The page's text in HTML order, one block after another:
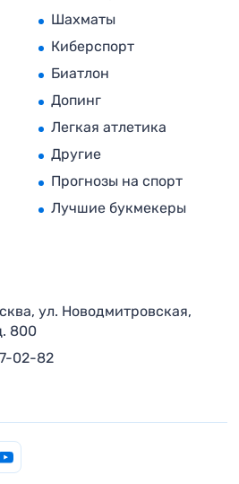
Шахматы
Киберспорт
Биатлон
Допинг
Легкая атлетика
Другие
Прогнозы на спорт
Лучшие букмекеры
ул. Новодмитровская,
800
02-82